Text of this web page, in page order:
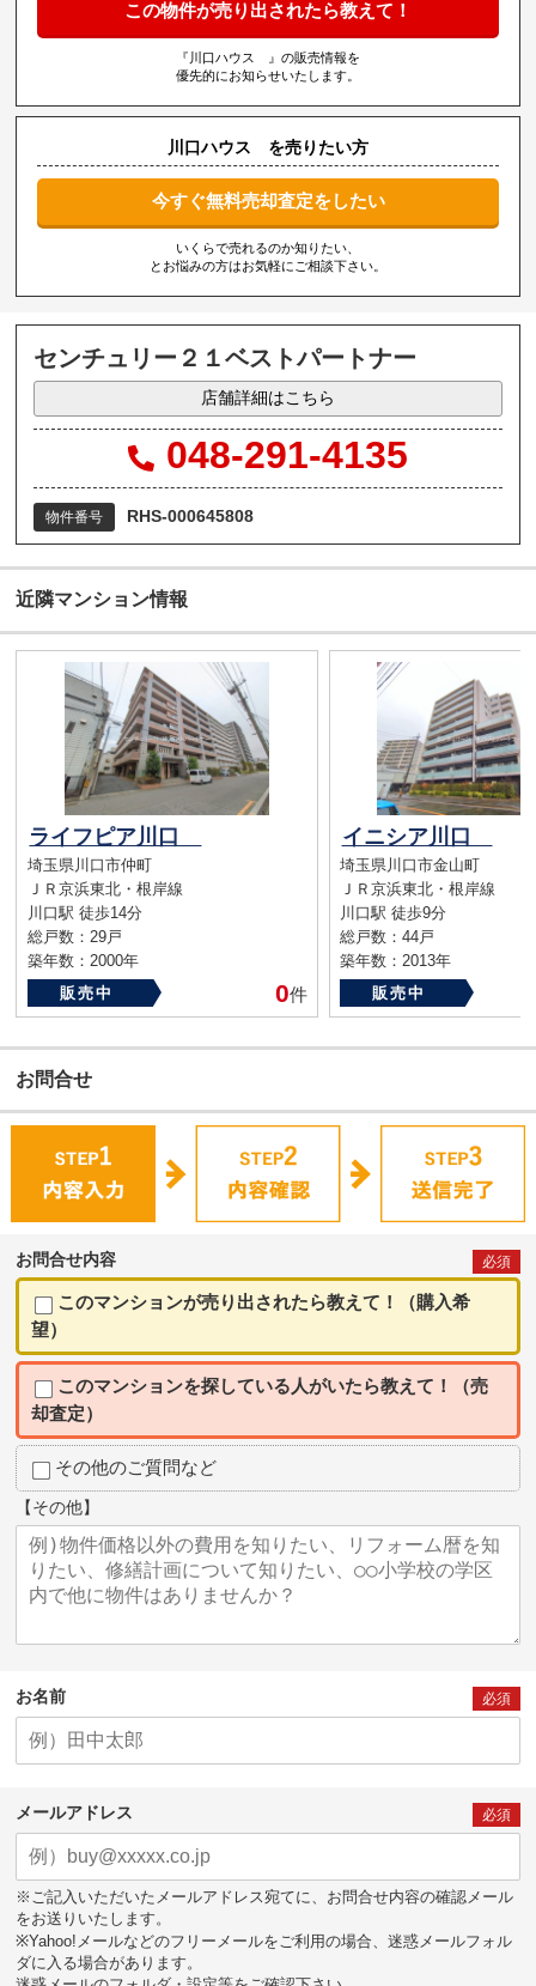
この物件が売り出されたら教えて！
『川口ハウス 』の販売情報を
優先的にお知らせいたします。
川口ハウス を売りたい方
今すぐ無料売却査定をしたい
いくらで売れるのか知りたい、
とお悩みの方はお気軽にご相談下さい。
センチュリー２１ベストパートナー
店舗詳細はこちら
048-291-4135
物件番号 RHS-000645808
近隣マンション情報
ライフピア川口
埼玉県川口市仲町
ＪＲ京浜東北・根岸線
川口駅 徒歩14分
総戸数：29戸
築年数：2000年
販売中
0件
イニシア川口
埼玉県川口市金山町
ＪＲ京浜東北・根岸線
川口駅 徒歩9分
総戸数：44戸
築年数：2013年
販売中
お問合せ
お問合せ内容 必須
このマンションが売り出されたら教えて！（購入希
望）
このマンションを探している人がいたら教えて！（売
却査定）
その他のご質問など
【その他】
お名前 必須
メールアドレス 必須
※ご記入いただいたメールアドレス宛てに、お問合せ内容の確認メール
をお送りいたします。
※Yahoo!メールなどのフリーメールをご利用の場合、迷惑メールフォル
ダに入る場合があります。